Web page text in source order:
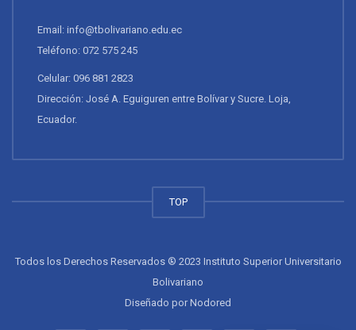
Email: info@tbolivariano.edu.ec
Teléfono: 072 575 245
Celular: 096 881 2823
Dirección: José A. Eguiguren entre Bolívar y Sucre. Loja,
Ecuador.
TOP
Todos los Derechos Reservados ® 2023 Instituto Superior Universitario
Bolivariano
Diseñado porNodored